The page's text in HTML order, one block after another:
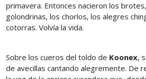
primavera. Entonces nacieron los
golondrinas, los chorlos, los alegres
cotorras. Volvía la vida.
Sobre los cueros del toldo de Koonex,
de avecillas cantando alegremente. De